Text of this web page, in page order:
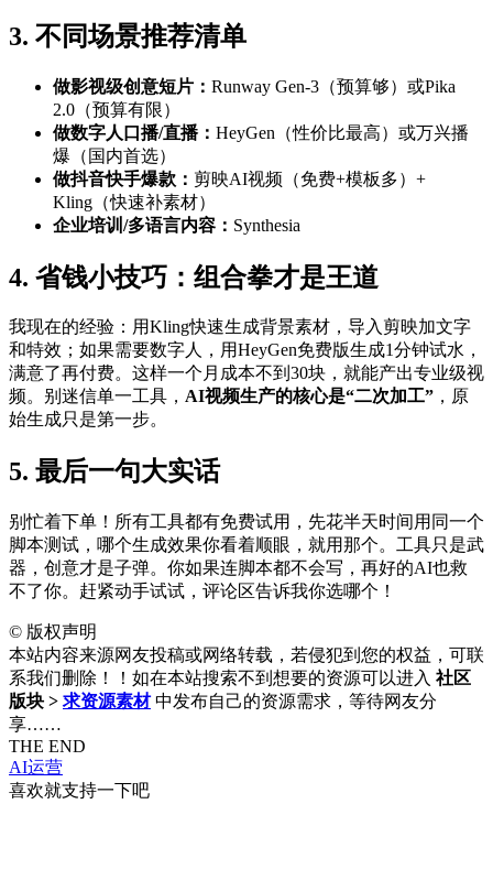
3. 不同场景推荐清单
做影视级创意短片： Runway Gen-3（预算够）或Pika
2.0（预算有限）
做数字人口播/直播： HeyGen（性价比最高）或万兴播
爆（国内首选）
做抖音快手爆款： 剪映AI视频（免费+模板多）+
Kling（快速补素材）
企业培训/多语言内容： Synthesia
4. 省钱小技巧：组合拳才是王道
我现在的经验：用Kling快速生成背景素材，导入剪映加文字
和特效；如果需要数字人，用HeyGen免费版生成1分钟试水，
满意了再付费。这样一个月成本不到30块，就能产出专业级视
频。别迷信单一工具， AI视频生产的核心是“二次加工” ，原
始生成只是第一步。
5. 最后一句大实话
别忙着下单！所有工具都有免费试用，先花半天时间用同一个
脚本测试，哪个生成效果你看着顺眼，就用那个。工具只是武
器，创意才是子弹。你如果连脚本都不会写，再好的AI也救
不了你。赶紧动手试试，评论区告诉我你选哪个！
© 版权声明
本站内容来源网友投稿或网络转载，若侵犯到您的权益，可联
系我们删除！！如在本站搜索不到想要的资源可以进入 社区
版块 > 求资源素材 中发布自己的资源需求，等待网友分
享……
THE END
AI运营
喜欢就支持一下吧